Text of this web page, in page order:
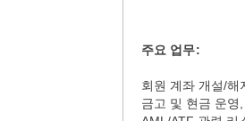
주요 업무:
회원 계좌 개설/해
금고 및 현금 운영